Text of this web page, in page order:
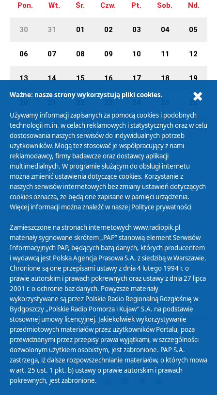
Pon. Wt. Śr. Czw. Pt. Sob. Nd.
30 31 01 02 03 04 05
06 07 08 09 10 11 12
13 14 15 16 17 18 19
26
27 28 29 30 01 02 03
Polityka Prywatności
Zasady korzystania z Serwisu
Organizacje Pożytku Publicznego
Cyfryzacja DAB+
Polityka ochrony danych osobowych
Abonament
Zamówienia publiczne
Biuletyn Informacji Publicznej
Ważne: nasze strony wykorzystują pliki cookies.
Używamy informacji zapisanych za pomocą cookies i podobnych
technologii m.in. w celach reklamowych i statystycznych oraz w celu
dostosowania naszych serwisów do indywidualnych potrzeb
użytkowników. Mogą też stosować je współpracujący z nami
reklamodawcy, firmy badawcze oraz dostawcy aplikacji
multimedialnych. W programie służącym do obsługi internetu
można zmienić ustawienia dotyczące cookies. Korzystanie z
naszych serwisów internetowych bez zmiany ustawień dotyczących
cookies oznacza, że będą one zapisane w pamięci urządzenia.
Więcej informacji można znaleźć w naszej Polityce prywatności
Zamieszczone na stronach internetowych www.radiopik.pl
materiały sygnowane skrótem „PAP” stanowią element Serwisów
Informacyjnych PAP, będących bazą danych, których producentem
i wydawcą jest Polska Agencja Prasowa S.A. z siedzibą w Warszawie.
Chronione są one przepisami ustawy z dnia 4 lutego 1994 r. o
prawie autorskim i prawach pokrewnych oraz ustawy z dnia 27 lipca
2001 r. o ochronie baz danych. Powyższe materiały
wykorzystywane są przez Polskie Radio Regionalną Rozgłośnię w
Bydgoszczy „Polskie Radio Pomorza i Kujaw” S.A. na podstawie
stosownej umowy licencyjnej. Jakiekolwiek wykorzystywanie
przedmiotowych materiałów przez użytkowników Portalu, poza
przewidzianymi przez przepisy prawa wyjątkami, w szczególności
dozwolonym użytkiem osobistym, jest zabronione. PAP S.A.
zastrzega, iż dalsze rozpowszechnianie materiałów, o których mowa
w art. 25 ust. 1 pkt. b) ustawy o prawie autorskim i prawach
pokrewnych, jest zabronione.